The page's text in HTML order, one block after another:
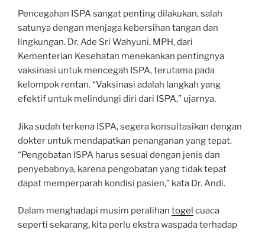
Pencegahan ISPA sangat penting dilakukan, salah
satunya dengan menjaga kebersihan tangan dan
lingkungan. Dr. Ade Sri Wahyuni, MPH, dari
Kementerian Kesehatan menekankan pentingnya
vaksinasi untuk mencegah ISPA, terutama pada
kelompok rentan. “Vaksinasi adalah langkah yang
efektif untuk melindungi diri dari ISPA,” ujarnya.
Jika sudah terkena ISPA, segera konsultasikan dengan
dokter untuk mendapatkan penanganan yang tepat.
“Pengobatan ISPA harus sesuai dengan jenis dan
penyebabnya, karena pengobatan yang tidak tepat
dapat memperparah kondisi pasien,” kata Dr. Andi.
Dalam menghadapi musim peralihan togel cuaca
seperti sekarang, kita perlu ekstra waspada terhadap